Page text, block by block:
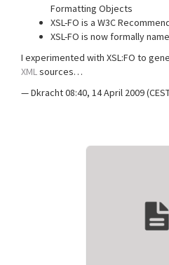
Formatting Objects
XSL-FO is a W3C
XSL-FO is now formally
I experimented with XSL:FO to
XMLsources…
— Dkracht 08:40, 14 April 2009